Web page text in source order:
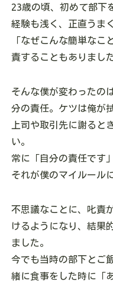
23歳の頃、初めて部下
経験も浅く、正直うま
「なぜこんな簡単な
責することもありました
そんな僕が変わったの
分の責任。ケツは俺が
上司や取引先に謝ると
い。
常に「自分の責任です
それが僕のマイルール
不思議なことに、叱責
けるようになり、結果
ました。
今でも当時の部下とご
緒に食事をした時に「